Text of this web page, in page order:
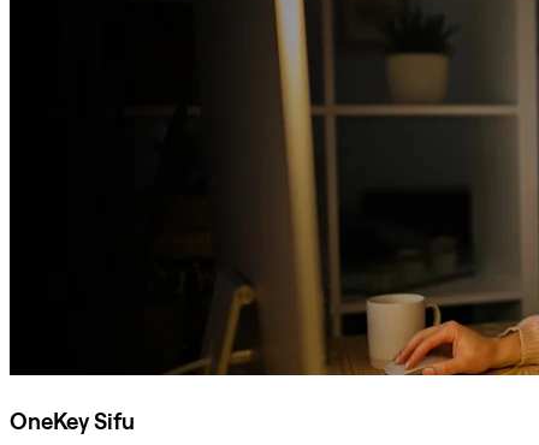
OneKey Sifu